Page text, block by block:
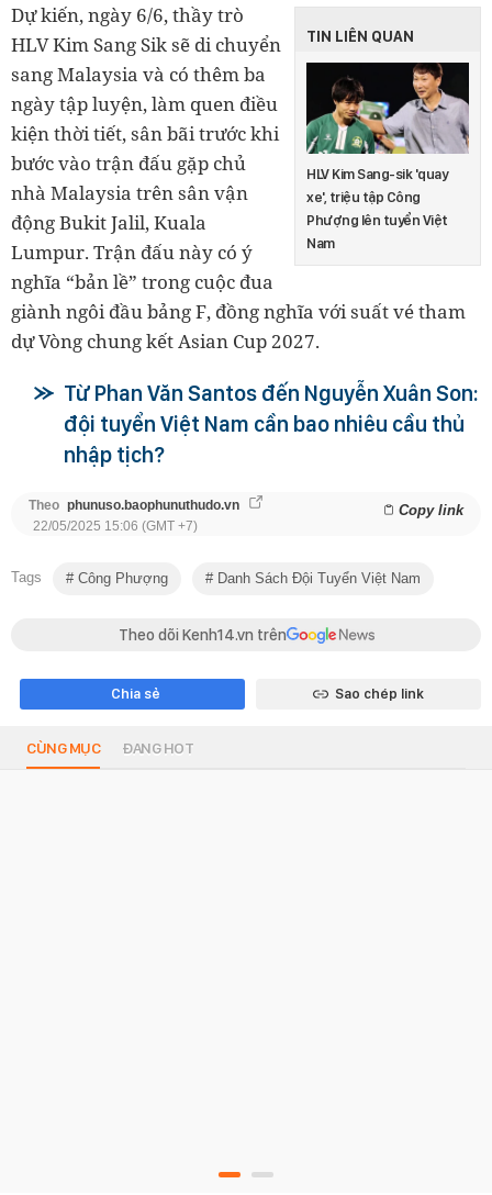
TIN LIÊN QUAN
HLV Kim Sang-sik 'quay
xe', triệu tập Công
Phượng lên tuyển Việt
Nam
Dự kiến, ngày 6/6, thầy trò
HLV Kim Sang Sik sẽ di chuyển
sang Malaysia và có thêm ba
ngày tập luyện, làm quen điều
kiện thời tiết, sân bãi trước khi
bước vào trận đấu gặp chủ
nhà Malaysia trên sân vận
động Bukit Jalil, Kuala
Lumpur. Trận đấu này có ý
nghĩa “bản lề” trong cuộc đua
giành ngôi đầu bảng F, đồng nghĩa với suất vé tham
dự Vòng chung kết Asian Cup 2027.
Từ Phan Văn Santos đến Nguyễn Xuân Son:
đội tuyển Việt Nam cần bao nhiêu cầu thủ
nhập tịch?
Theo phunuso.baophunuthudo.vn Copy link
22/05/2025 15:06 (GMT +7)
Tags Công Phượng Danh Sách Đội Tuyển Việt Nam
Theo dõi Kenh14.vn trên
Chia sẻ Sao chép link
CÙNG MỤC ĐANG HOT